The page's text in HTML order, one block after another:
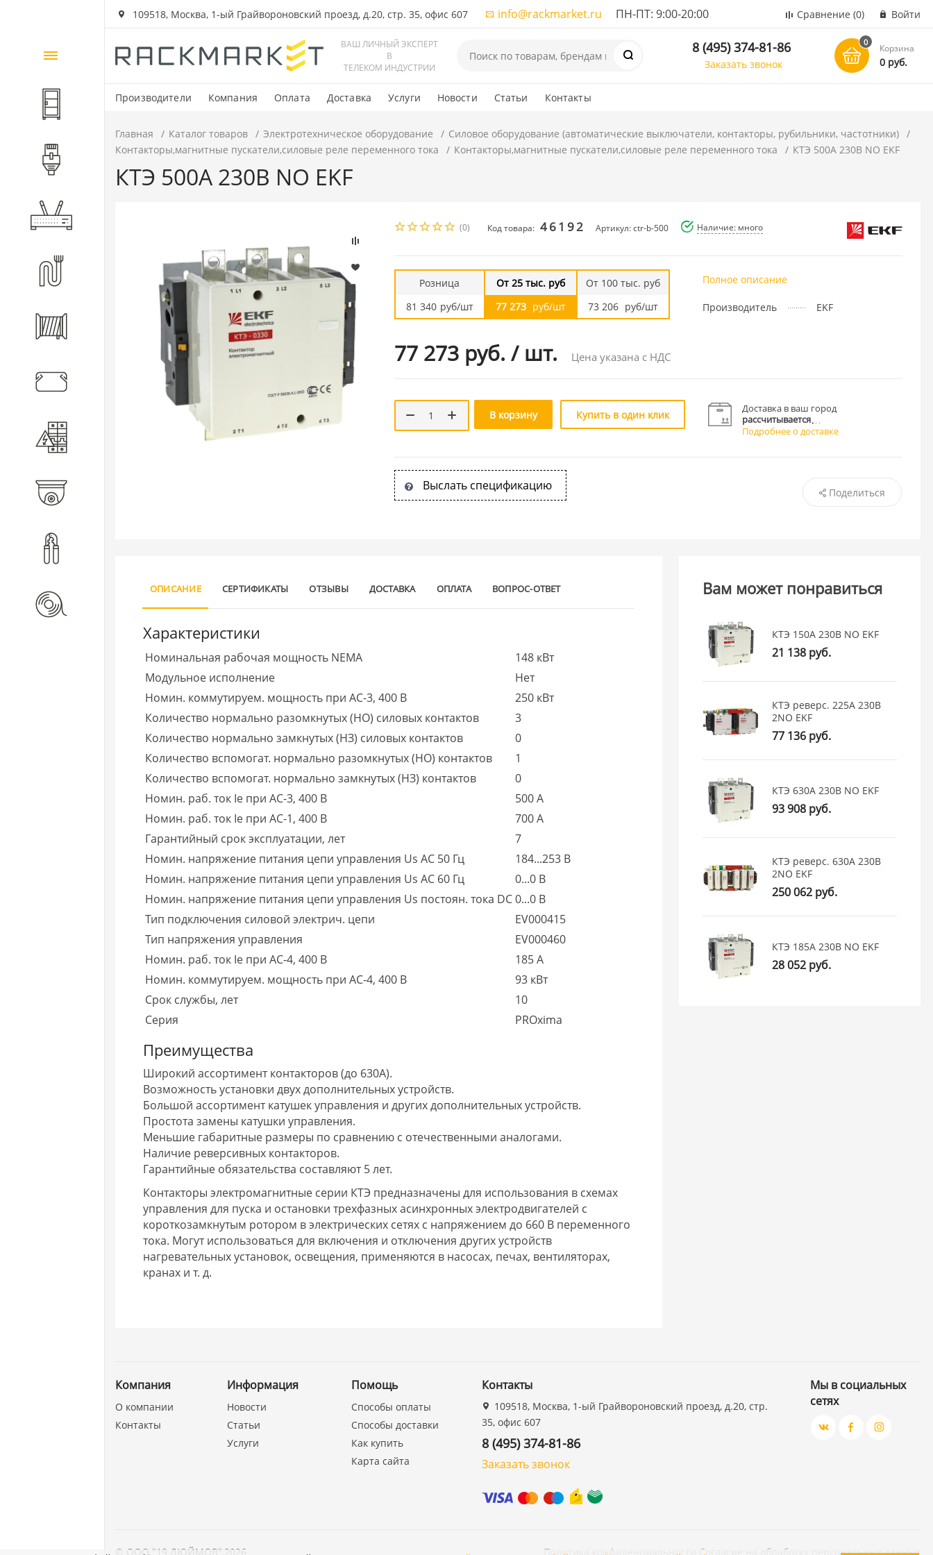
109518, Москва, 1-ый Грайвороновский проезд, д.20, стр. 35, офис 607 info@rackmarket.ru ПН-ПТ: 9:00-20:00 Сравнение (0) Войти
ВАШ ЛИЧНЫЙ ЭКСПЕРТ
В
ТЕЛЕКОМ ИНДУСТРИИ
8 (495) 374-81-86
Заказать звонок
0
Корзина
0 руб.
Производители Компания Оплата Доставка Услуги Новости Статьи Контакты
Каталог
товаров
Шкафы и стойки
Компоненты СКС
Волоконно-оптические
Кабеленесущие системы
Главная Каталог товаров Электротехническое оборудование
Силовое оборудование (автоматические выключатели, контакторы, рубильники, частотники)
Контакторы,магнитные пускатели,силовые реле переменного тока
Контакторы,магнитные пускатели,силовые реле переменного тока КТЭ 500А 230В NO EKF
КТЭ 500А 230В NO EKF
(0) Код товара: 46192 Артикул: ctr-b-500 Наличие: много
Розница
81 340 руб/шт
От 25 тыс. руб
77 273 руб/шт
От 100 тыс. руб
73 206 руб/шт
77 273 руб. / шт. Цена указана с НДС
Полное описание
Производитель EKF
В корзину Купить в один клик
Доставка в ваш город
рассчитывается
Подробнее о доставке
Выслать спецификацию Поделиться
ОПИСАНИЕ СЕРТИФИКАТЫ ОТЗЫВЫ ДОСТАВКА ОПЛАТА ВОПРОС-ОТВЕТ
Характеристики
Номинальная рабочая мощность NEMA
148 кВт
Модульное исполнение
Нет
Номин. коммутируем. мощность при AC-3, 400 В
250 кВт
Количество нормально разомкнутых (НО) силовых контактов
3
Количество нормально замкнутых (НЗ) силовых контактов
0
Количество вспомогат. нормально разомкнутых (НО) контактов
1
Количество вспомогат. нормально замкнутых (НЗ) контактов
0
Номин. раб. ток Ie при AC-3, 400 В
500 А
Номин. раб. ток Ie при AC-1, 400 В
700 А
Гарантийный срок эксплуатации, лет
7
Номин. напряжение питания цепи управления Us AC 50 Гц
184...253 В
Номин. напряжение питания цепи управления Us AC 60 Гц
0...0 В
Номин. напряжение питания цепи управления Us постоян. тока DC0...0 В
Тип подключения силовой электрич. цепи
EV000415
Тип напряжения управления
EV000460
Номин. раб. ток Ie при AC-4, 400 В
185 А
Номин. коммутируем. мощность при AC-4, 400 В
93 кВт
Срок службы, лет
10
Серия
PROxima
Преимущества
Широкий ассортимент контакторов (до 630А).
Возможность установки двух дополнительных устройств.
Большой ассортимент катушек управления и других дополнительных устройств.
Простота замены катушки управления.
Меньшие габаритные размеры по сравнению с отечественными аналогами.
Наличие реверсивных контакторов.
Гарантийные обязательства составляют 5 лет.
Контакторы электромагнитные серии КТЭ предназначены для использования в схемах
управления для пуска и остановки трехфазных асинхронных электродвигателей с
короткозамкнутым ротором в электрических сетях с напряжением до 660 В переменного
тока. Могут использоваться для включения и отключения других устройств
нагревательных установок, освещения, применяются в насосах, печах, вентиляторах,
кранах и т. д.
Вам может понравиться
КТЭ 150А 230В NO EKF
21 138 руб.
КТЭ реверс. 225А 230В
2NO EKF
77 136 руб.
КТЭ 630А 230В NO EKF
93 908 руб.
КТЭ реверс. 630А 230В
2NO EKF
250 062 руб.
КТЭ 185А 230В NO EKF
28 052 руб.
Компания
О компании
Контакты
Информация
Новости
Статьи
Услуги
Помощь
Способы оплаты
Способы доставки
Как купить
Карта сайта
Контакты
109518, Москва, 1-ый Грайвороновский проезд, д.20, стр.
35, офис 607
8 (495) 374-81-86
Заказать звонок
Мы в социальных
сетях
© ООО "19 ДЮЙМОВ" 2026 Политика конфиденциальности Согласие на обработку персональных данных